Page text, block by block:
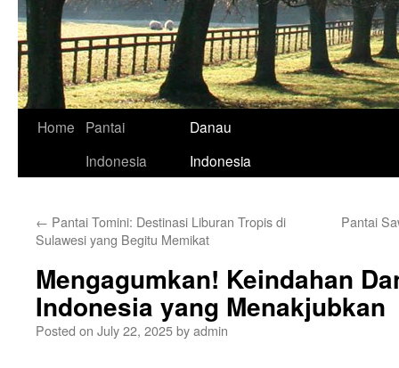
Home
Pantai
Indonesia
Danau
Indonesia
← Pantai Tomini: Destinasi Liburan Tropis di
Sulawesi yang Begitu Memikat
Pantai
Mengagumkan! Keindahan
Indonesia yang Menakjubkan
Posted on July 22, 2025byadmin